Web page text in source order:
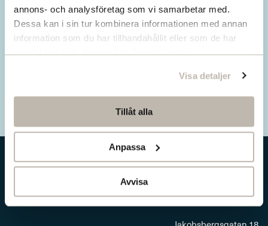
annons- och analysföretag som vi samarbetar med.
Dessa kan i sin tur kombinera informationen med annan
information som du har tillhandahållit eller som de har
samlat in när du har använt deras tjänster.
Visa detaljer
Tillåt alla
Anpassa
Avvisa
Ta del av våra senaste nyheter. Få nya
insikter och håll dig uppdaterad om viktiga
samhällsfrågor.